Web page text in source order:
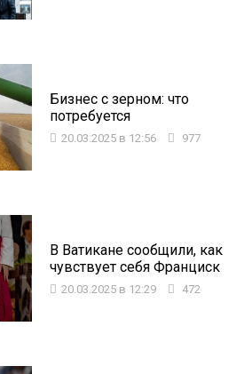
Бизнес с зерном: что
потребуется
20.03.2025 в 12:56 977
В Ватикане сообщили, как
чувствует себя Франциск
20.03.2025 в 12:29 472